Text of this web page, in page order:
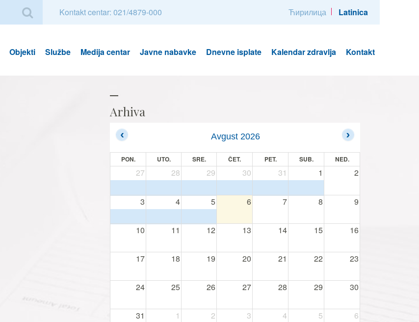
Kontakt centar: 021/4879-000 Ћирилица Latinica
Objekti Službe Medija centar Javne nabavke Dnevne isplate Kalendar zdravlja Kontakt
Arhiva
Avgust 2026
PON. UTO. SRE. ČET. PET. SUB. NED.
27 28 29 30 31 1 2
3 4 5 6 7 8 9
10 11 12 13 14 15 16
17 18 19 20 21 22 23
24 25 26 27 28 29 30
31 1 2 3 4 5 6